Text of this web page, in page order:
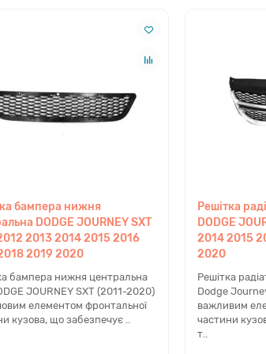
тріщин на склі, через які
Через низьке розташування деталь часто
для корпусу фари не встановлений,
що роз'єм проводки та тип лампи
під час монтажу.
виготовляється на сучасних лініях із
або вигорілий рефлектор. Наші деталі
але за значно доступнішу ціну.
для версії Crossroad?
бампера нижня
DODGE JOURNEY SXT
2013 2014 2015 2016
2019 2020
бампера нижня центральна
JOURNEY SXT (2011-2020)
елементом фронтальної
кузова, що забезпечує ..
Решітка
DODGE
2014 2015
2020
Решітка
Dodge
важливим
частини
т..